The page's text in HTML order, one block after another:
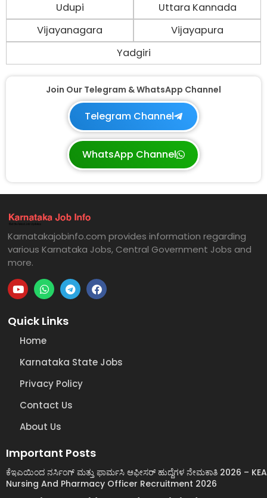
Udupi
Uttara Kannada
Vijayanagara
Vijayapura
Yadgiri
Join Our Telegram & WhatsApp Channel
Telegram Channel
WhatsApp Channel
Karnatakajobinfo.com provides information regarding
various Karnataka Jobs, Central Government Jobs and
more.
Quick Links
Home
Karnataka State Jobs
Privacy Policy
Contact Us
About Us
Important Posts
ಕೆಇಎಯಿಂದ ನರ್ಸಿಂಗ್ ಮತ್ತು ಫಾರ್ಮಸಿ ಆಫೀಸರ್ ಹುದ್ದೆಗಳ ನೇಮಕಾತಿ 2026 – KEA
Nursing And Pharmacy Officer Recruitment 2026